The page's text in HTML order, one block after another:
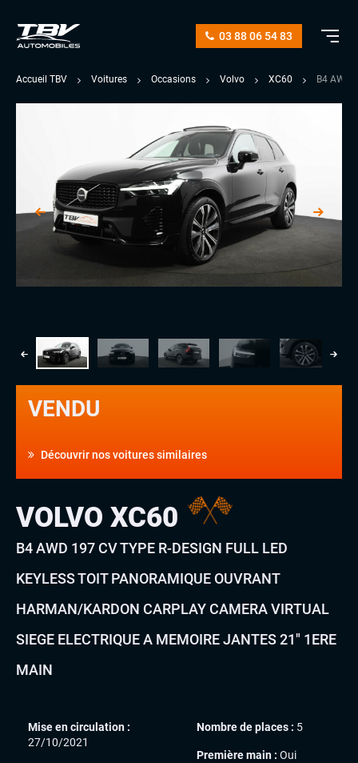
03 88 06 54 83
Accueil TBV Voitures Occasions Volvo XC60 B4 AWD
VENDU
Découvrir nos voitures similaires
VOLVO XC60
B4 AWD 197 CV TYPE R-DESIGN FULL LED
KEYLESS TOIT PANORAMIQUE OUVRANT
HARMAN/KARDON CARPLAY CAMERA VIRTUAL
SIEGE ELECTRIQUE A MEMOIRE JANTES 21″ 1ERE
MAIN
Mise en circulation :
27/10/2021
Nombre de places : 5
Première main : Oui